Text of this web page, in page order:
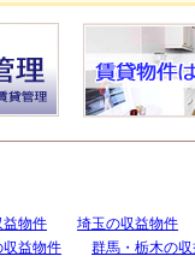
益物件
埼玉の収益物件
収益物件
群馬・栃木の